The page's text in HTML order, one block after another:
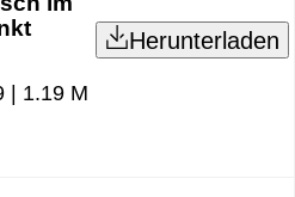
| 1.19 M
Herunterladen